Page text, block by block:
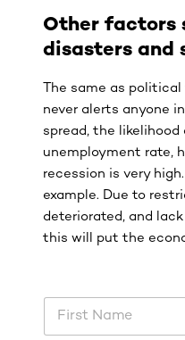
Other factors
disasters and
The same as
never alerts anyone
spread, the likelihood
unemployment rate,
recession is very
example. Due to
deteriorated, and
this will put the